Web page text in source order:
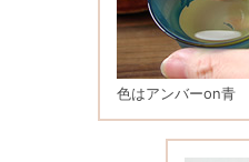
色はアンバーon青